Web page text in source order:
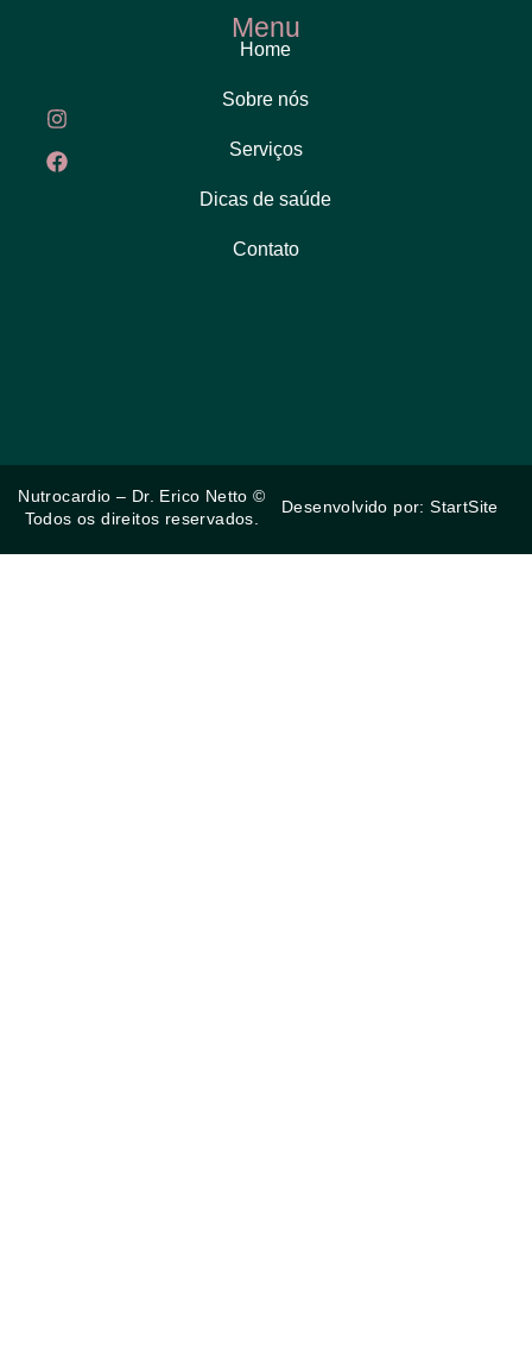
Menu
Home
Sobre nós
Serviços
Dicas de saúde
Contato
Nutrocardio – Dr. Erico Netto ©
Todos os direitos reservados.
Desenvolvido por: StartSite